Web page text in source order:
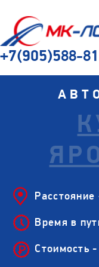
+7(905)588-
Время в
Стоимость